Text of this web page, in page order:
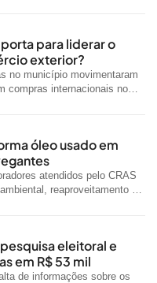
para liderar o
exterior?
no município movimentaram
compras internacionais no
óleo usado em
atendidos pelo CRAS
reaproveitamento de
eleitoral e
em R$ 53 mil
de informações sobre os